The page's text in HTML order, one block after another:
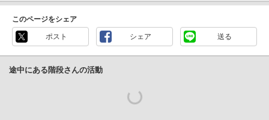
このページをシェア
ポスト シェア 送る
途中にある階段さんの活動